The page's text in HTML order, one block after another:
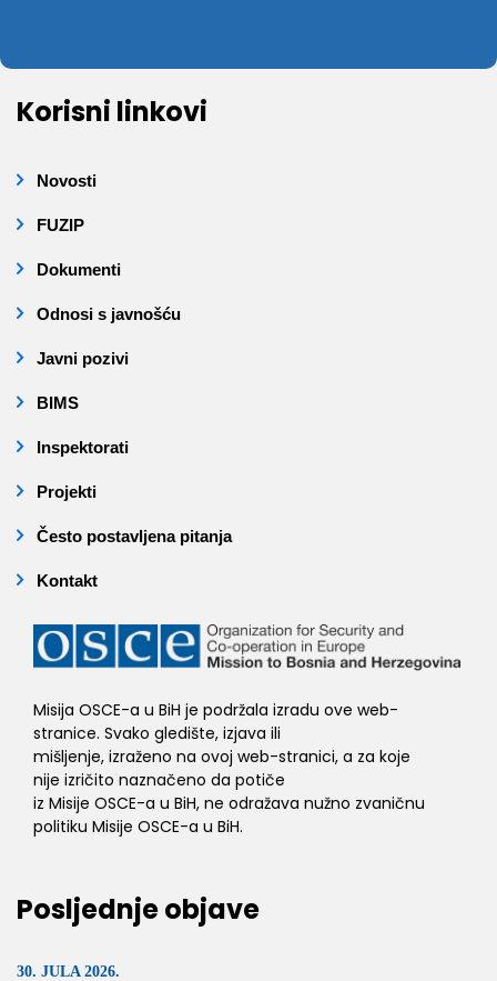
Korisni linkovi
Novosti
FUZIP
Dokumenti
Odnosi s javnošću
Javni pozivi
BIMS
Inspektorati
Projekti
Često postavljena pitanja
Kontakt
Misija OSCE-a u BiH je podržala izradu ove web-
stranice. Svako gledište, izjava ili
mišljenje, izraženo na ovoj web-stranici, a za koje
nije izričito naznačeno da potiče
iz Misije OSCE-a u BiH, ne odražava nužno zvaničnu
politiku Misije OSCE-a u BiH.
Posljednje objave
30. JULA 2026.